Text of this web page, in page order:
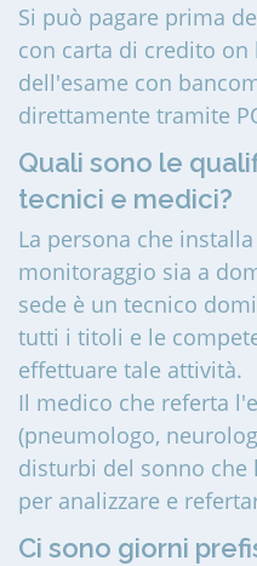
Si può pagare prima
con carta di credito
dell'esame con
direttamente tramite
Quali sono le
tecnici e medici?
La persona che
monitoraggio sia a
sede è un tecnico
tutti i titoli e le
effettuare tale attività.
Il medico che referta
(pneumologo,
disturbi del sonno che
per analizzare e
Ci sono giorni